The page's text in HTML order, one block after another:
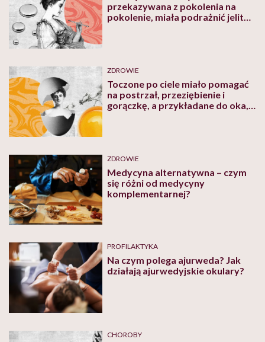
przekazywana z pokolenia na
pokolenie, miała podrażnić jelita i
ZDROWIE
Toczone po ciele miało pomagać
na postrzał, przeziębienie i
gorączkę, a przykładane do oka,
ZDROWIE
Medycyna alternatywna – czym
się różni od medycyny
komplementarnej?
PROFILAKTYKA
Na czym polega ajurweda? Jak
działają ajurwedyjskie okulary?
CHOROBY